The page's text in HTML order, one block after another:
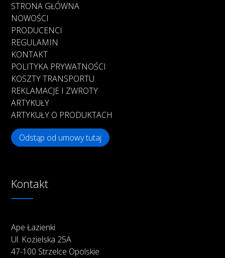
STRONA GŁÓWNA
NOWOŚCI
PRODUCENCI
REGULAMIN
KONTAKT
POLITYKA PRYWATNOŚCI
KOSZTY TRANSPORTU
REKLAMACJE I ZWROTY
ARTYKUŁY
ARTYKUŁY O PRODUKTACH
Odstąp od umowy tutaj
Kontakt
Ape Łazienki
Ul. Kozielska 25A
47-100 Strzelce Opolskie